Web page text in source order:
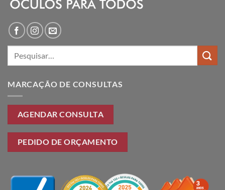
MARCAÇÃO DE CONSULTAS
AGENDAR CONSULTA
PEDIDO DE ORÇAMENTO